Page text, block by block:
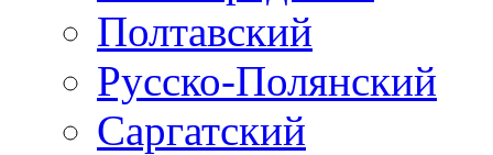
Полтавский
Русско-Полянский
Саргатский